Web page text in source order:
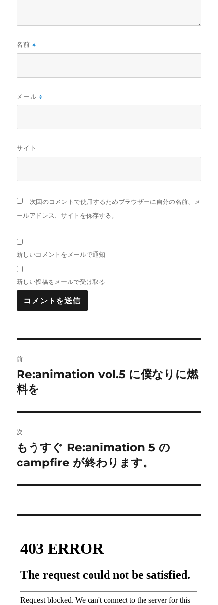
名前※
メール※
サイト
次回のコメントで使用するためブラウザーに自分の名前、メ
ールアドレス、サイトを保存する。
新しいコメントをメールで通知
新しい投稿をメールで受け取る
稿
ナ
ビ
ゲ
ー
ン
前
前
の
稿:
Re:animation vol.5 に僕なりに燃
料を
次
次
の
稿:
もうすぐ Re:animation 5 の
campfire が終わります。